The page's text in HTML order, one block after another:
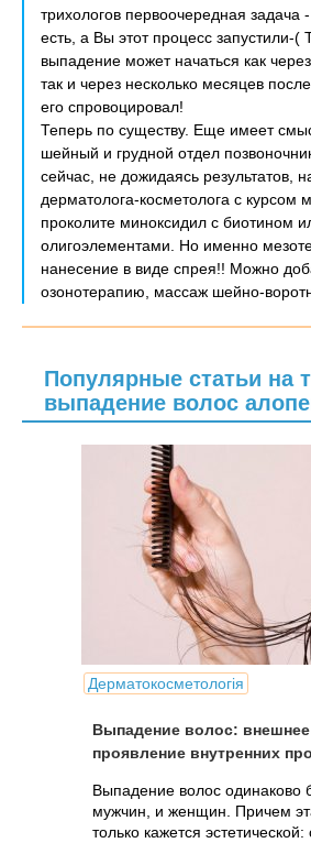
трихологов первоочередная задача
есть, а Вы этот процесс запустили-(
выпадение может начаться как через
так и через несколько месяцев
его спровоцировал!
Теперь по существу. Еще имеет
шейный и грудной отдел
сейчас, не дожидаясь результатов,
дерматолога-косметолога с курсом
проколите миноксидил с биотином
олигоэлементами. Но именно
нанесение в виде спрея!! Можно
озонотерапию, массаж шейно-
Популярные статьи на
выпадение волос
Дерматокосметологія
Выпадение волос: внешнее
проявление внутренних
Выпадение волос одинаково
мужчин, и женщин. Причем
только кажется